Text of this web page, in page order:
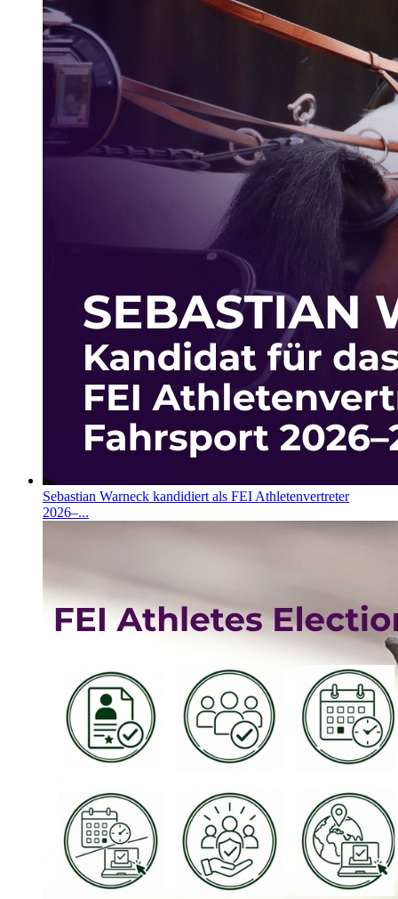
Sebastian Warneck kandidiert als FEI Athletenvertreter
2026–...